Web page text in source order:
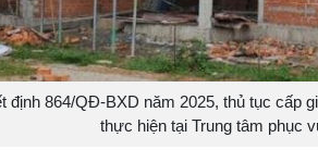
định 864/QĐ-BXD năm 2025, thủ tục cấp
thực hiện tại Trung tâm phục